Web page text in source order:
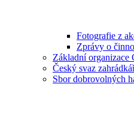
Fotografie z
Zprávy o
Základní organizace
Český svaz
Sbor dobrovolných